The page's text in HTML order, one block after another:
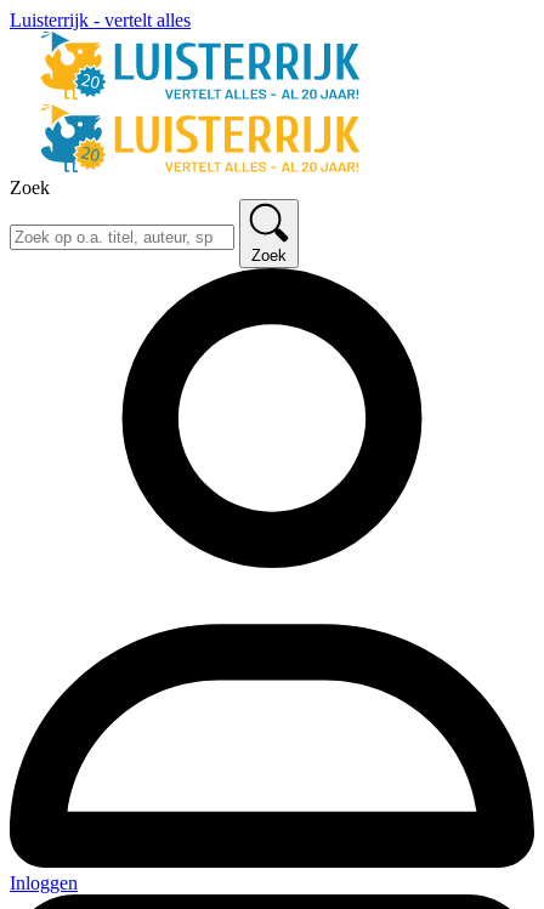
Luisterrijk - vertelt alles
Zoek
Zoek
Inloggen